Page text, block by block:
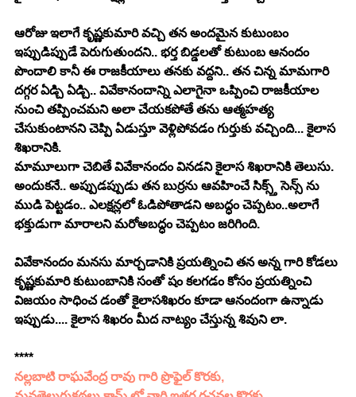
ఆరోజు ఇలాగే కృష్ణకుమారి వచ్చి తన అందమైన కుటుంబం
ఇప్పుడిప్పుడే పెరుగుతుందని.. భర్త బిడ్డలతో కుటుంబ ఆనందం
పొందాలి కానీ ఈ రాజకీయాలు తనకు వద్దని.. తన చిన్న మామగారి
దగ్గర ఏడ్చి ఏడ్చి.. వివేకానందాన్ని ఎలాగైనా ఒప్పించి రాజకీయాల
నుంచి తప్పించమని అలా చేయకపోతే తను ఆత్మహత్య
చేసుకుంటానని చెప్పి ఏడుస్తూ వెళ్లిపోవడం గుర్తుకు వచ్చింది... కైలాస
శిఖరానికి.
మామూలుగా చెబితే వివేకానందం వినడని కైలాస శిఖరానికి తెలుసు.
అందుకనే.. అప్పుడప్పుడు తన బుర్రను ఆవహించే సిక్స్త్ సెన్స్ ను
ముడి పెట్టడం.. ఎలక్షన్లలో ఓడిపోతాడని అబద్ధం చెప్పటం..అలాగే
భక్తుడుగా మారాలని మరోఅబద్ధం చెప్పటం జరిగింది.
వివేకానందం మనసు మార్చడానికి ప్రయత్నించి తన అన్న గారి కోడలు
కృష్ణకుమారి కుటుంబానికి సంతో షం కలగడం కోసం ప్రయత్నించి
విజయం సాధించ డంతో కైలాసశిఖరం కూడా ఆనందంగా ఉన్నాడు
ఇప్పుడు.... కైలాస శిఖరం మీద నాట్యం చేస్తున్న శివుని లా.
****
నల్లబాటి రాఘవేంద్ర రావు గారి ప్రొఫైల్ కొరకు,